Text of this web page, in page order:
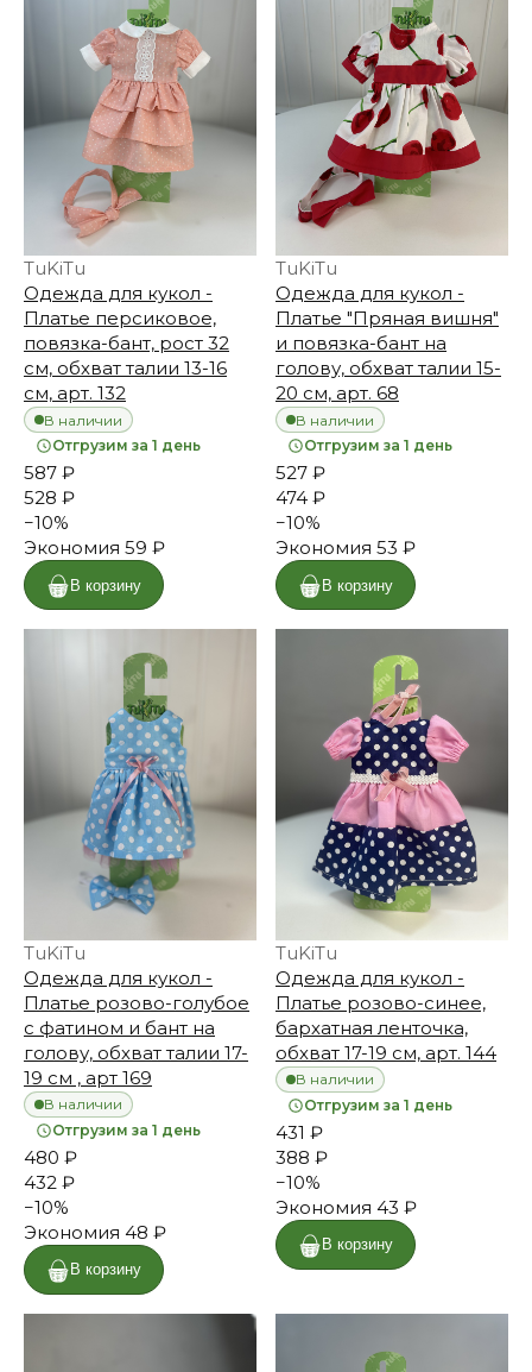
TuKiTu
Одежда для кукол -
Платье персиковое,
повязка-бант, рост 32
см, обхват талии 13-16
см, арт. 132
В наличии
Отгрузим за 1 день
587 ₽
528 ₽
−10%
Экономия 59 ₽
В корзину
TuKiTu
Одежда для кукол -
Платье "Пряная вишня"
и повязка-бант на
голову, обхват талии 15-
20 см, арт. 68
В наличии
Отгрузим за 1 день
527 ₽
474 ₽
−10%
Экономия 53 ₽
В корзину
TuKiTu
Одежда для кукол -
Платье розово-голубое
с фатином и бант на
голову, обхват талии 17-
19 см , арт 169
В наличии
Отгрузим за 1 день
480 ₽
432 ₽
−10%
Экономия 48 ₽
В корзину
TuKiTu
Одежда для кукол -
Платье розово-синее,
бархатная ленточка,
обхват 17-19 см, арт. 144
В наличии
Отгрузим за 1 день
431 ₽
388 ₽
−10%
Экономия 43 ₽
В корзину